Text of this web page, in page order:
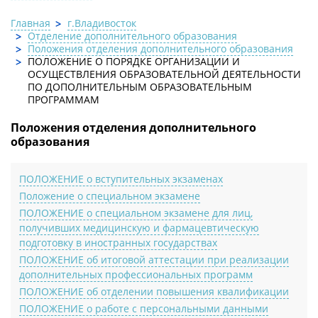
Главная
г.Владивосток
Отделение дополнительного образования
Положения отделения дополнительного образования
ПОЛОЖЕНИЕ О ПОРЯДКЕ ОРГАНИЗАЦИИ И
ОСУЩЕСТВЛЕНИЯ ОБРАЗОВАТЕЛЬНОЙ ДЕЯТЕЛЬНОСТИ
ПО ДОПОЛНИТЕЛЬНЫМ ОБРАЗОВАТЕЛЬНЫМ
ПРОГРАММАМ
Положения отделения дополнительного
образования
ПОЛОЖЕНИЕ о вступительных экзаменах
Положение о специальном экзамене
ПОЛОЖЕНИЕ о специальном экзамене для лиц,
получивших медицинскую и фармацевтическую
подготовку в иностранных государствах
ПОЛОЖЕНИЕ об итоговой аттестации при реализации
дополнительных профессиональных программ
ПОЛОЖЕНИЕ об отделении повышения квалификации
ПОЛОЖЕНИЕ о работе с персональными данными